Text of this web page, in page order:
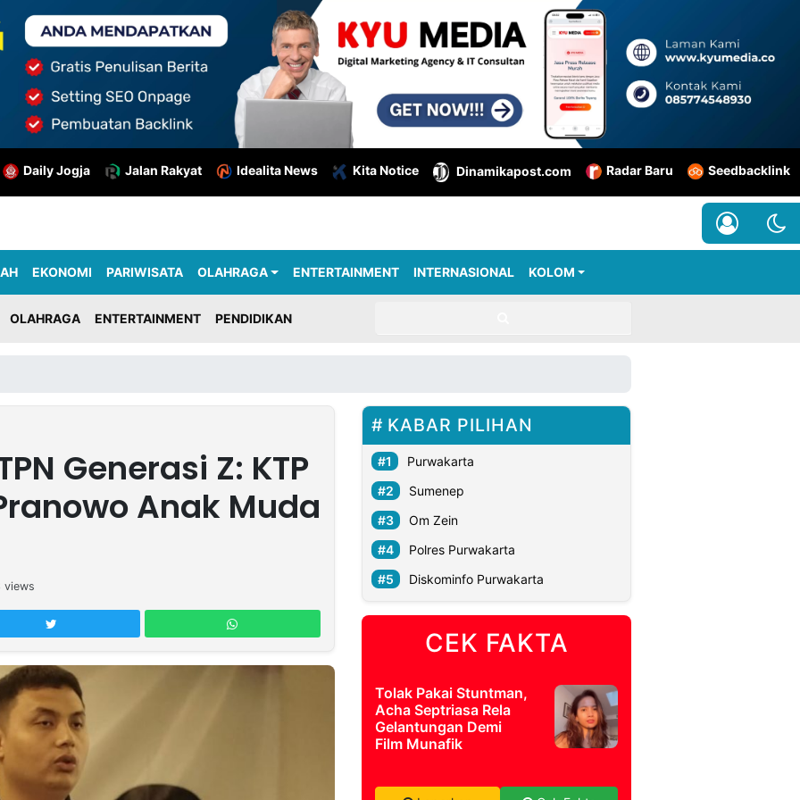
Daily Jogja Jalan Rakyat Idealita News Kita Notice Dinamikapost.com Radar Baru Seedbacklink
EKONOMI PARIWISATA OLAHRAGA ENTERTAINMENT INTERNASIONAL KOLOM
OLAHRAGA ENTERTAINMENT PENDIDIKAN
Generasi Z: KTP
Anak Muda
views
KABAR PILIHAN
Purwakarta
Sumenep
Om Zein
Polres Purwakarta
Diskominfo Purwakarta
CEK FAKTA
Tolak Pakai Stuntman,
Acha Septriasa Rela
Gelantungan Demi
Film Munafik